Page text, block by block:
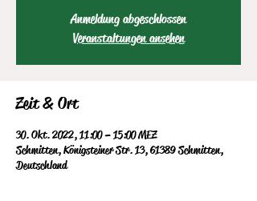
Anmeldung abgeschlossen
Veranstaltungen ansehen
Zeit & Ort
30. Okt. 2022, 11:00 – 15:00 MEZ
Schmitten, Königsteiner Str. 13, 61389 Schmitten,
Deutschland